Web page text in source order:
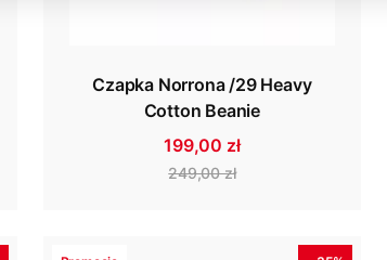
Czapka Norrona /29 Heavy
Cotton Beanie
199,00 zł
249,00 zł